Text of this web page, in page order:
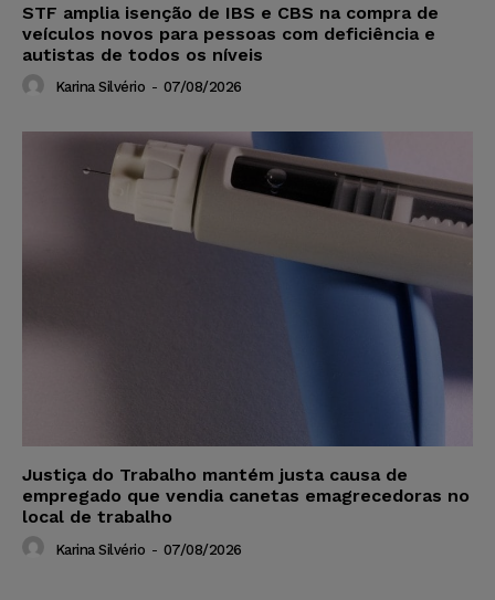
STF amplia isenção de IBS e CBS na compra de
veículos novos para pessoas com deficiência e
autistas de todos os níveis
Karina Silvério - 07/08/2026
Justiça do Trabalho mantém justa causa de
empregado que vendia canetas emagrecedoras no
local de trabalho
Karina Silvério - 07/08/2026